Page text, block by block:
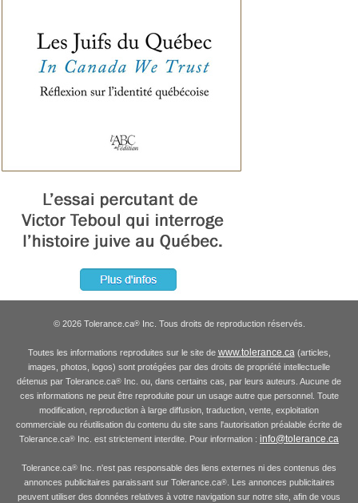
© 2026 Tolerance.ca®Inc. Tous droits de reproduction réservés.
Toutes les informations reproduites sur le site de www.tolerance.ca (articles,
images, photos, logos) sont protégées par des droits de propriété intellectuelle
détenus par Tolerance.ca® Inc. ou, dans certains cas, par leurs auteurs. Aucune de
ces informations ne peut être reproduite pour un usage autre que personnel. Toute
modification, reproduction à large diffusion, traduction, vente, exploitation
commerciale ou réutilisation du contenu du site sans l'autorisation préalable écrite de
Tolerance.ca® Inc. est strictement interdite. Pour information : info@tolerance.ca
Tolerance.ca® Inc. n'est pas responsable des liens externes ni des contenus des
annonces publicitaires paraissant sur Tolerance.ca®. Les annonces publicitaires
peuvent utiliser des données relatives à votre navigation sur notre site, afin de vous